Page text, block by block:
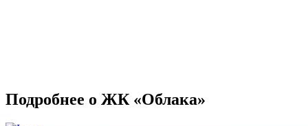
Подробнее о ЖК «Облака»